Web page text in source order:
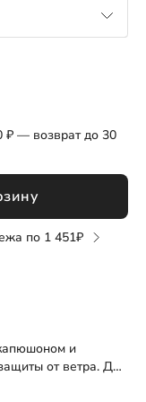
₽ — возврат до 30
по 1 451
и
от ветра. Два